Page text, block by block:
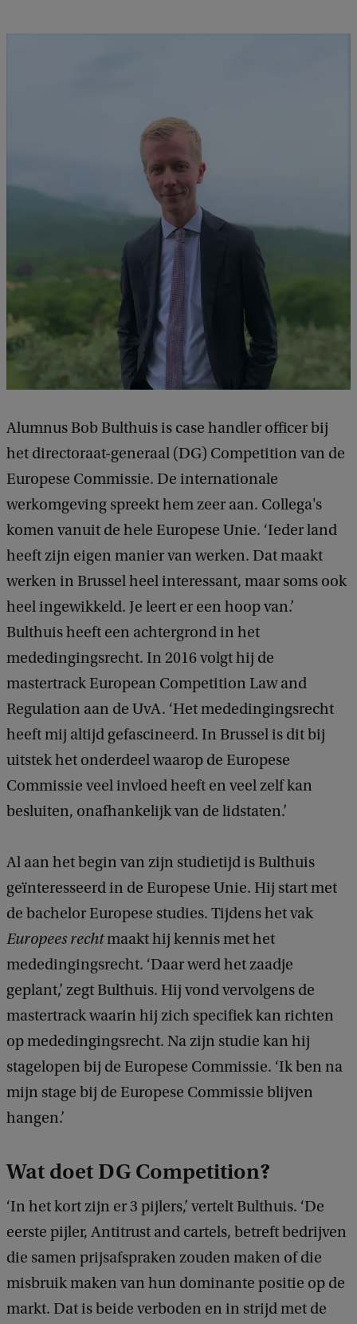
Alumnus Bob Bulthuis is case handler officer bij
het directoraat-generaal (DG) Competition van de
Europese Commissie. De internationale
werkomgeving spreekt hem zeer aan. Collega's
komen vanuit de hele Europese Unie. ‘Ieder land
heeft zijn eigen manier van werken. Dat maakt
werken in Brussel heel interessant, maar soms ook
heel ingewikkeld. Je leert er een hoop van.’
Bulthuis heeft een achtergrond in het
mededingingsrecht. In 2016 volgt hij de
mastertrack European Competition Law and
Regulation aan de UvA. ‘Het mededingingsrecht
heeft mij altijd gefascineerd. In Brussel is dit bij
uitstek het onderdeel waarop de Europese
Commissie veel invloed heeft en veel zelf kan
besluiten, onafhankelijk van de lidstaten.’
Al aan het begin van zijn studietijd is Bulthuis
geïnteresseerd in de Europese Unie. Hij start met
de bachelor Europese studies. Tijdens het vak
Europees rechtmaakt hij kennis met het
mededingingsrecht. ‘Daar werd het zaadje
geplant,’ zegt Bulthuis. Hij vond vervolgens de
mastertrack waarin hij zich specifiek kan richten
op mededingingsrecht. Na zijn studie kan hij
stagelopen bij de Europese Commissie. ‘Ik ben na
mijn stage bij de Europese Commissie blijven
hangen.’
Wat doet DG Competition?
‘In het kort zijn er 3 pijlers,’ vertelt Bulthuis. ‘De
eerste pijler, Antitrust and cartels, betreft bedrijven
die samen prijsafspraken zouden maken of die
misbruik maken van hun dominante positie op de
markt. Dat is beide verboden en in strijd met de